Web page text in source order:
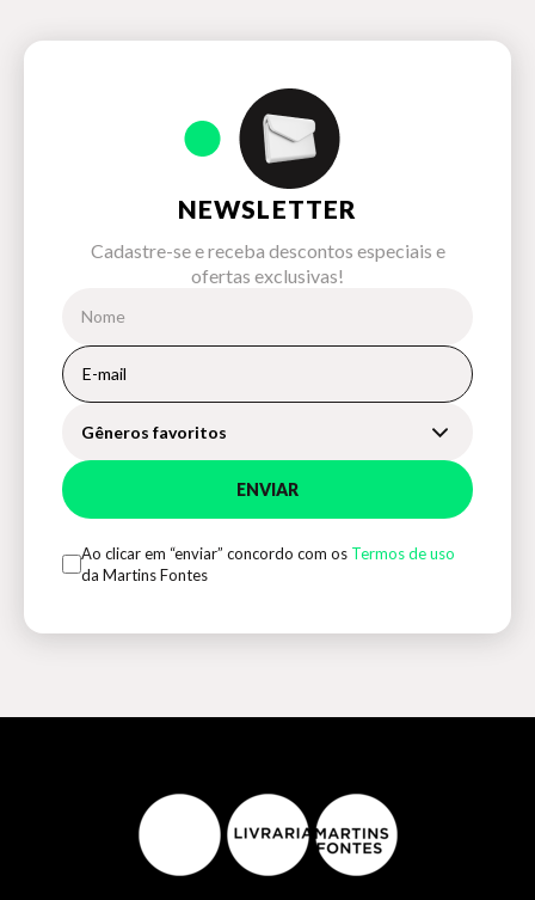
NEWSLETTER
Cadastre-se e receba descontos especiais e
ofertas exclusivas!
Gêneros favoritos
ENVIAR
Ao clicar em “enviar” concordo com os Termos de uso
da Martins Fontes